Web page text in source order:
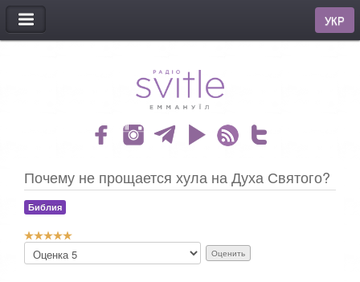
МЕНЮ
УКР
Почему не прощается хула на Духа Святого?
Библия
Р
й
о